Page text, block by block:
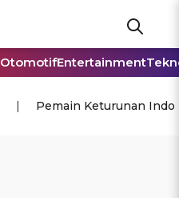
OtomotifEntertainment
Pemain Keturunan